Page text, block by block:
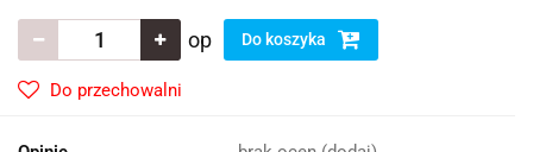
op Do koszyka
Do przechowalni